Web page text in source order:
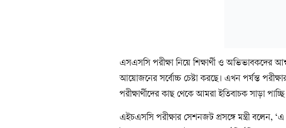
‎এসএসসি পরীক্ষা নিয়ে শিক্ষার্থী ও অভিভাবকদের
আয়োজনের সর্বোচ্চ চেষ্টা করছে। এখন পর্যন্ত
পরীক্ষার্থীদের কাছ থেকে আমরা ইতিবাচক সাড়া
‎এইচএসসি পরীক্ষার সেশনজট প্রসঙ্গে মন্ত্রী বলেন,